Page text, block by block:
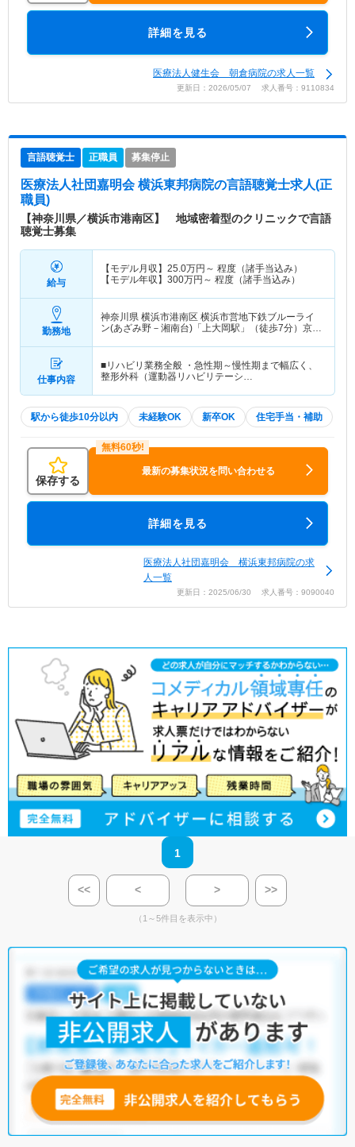
詳細を見る
医療法人健生会 朝倉病院の求人一覧
更新日：2026/05/07 求人番号：9110834
言語聴覚士 正職員 募集停止
医療法人社団嘉明会 横浜東邦病院の言語聴覚士求人(正
職員)
【神奈川県／横浜市港南区】 地域密着型のクリニックで言語
聴覚士募集
給与
【モデル月収】 25.0万円～ 程度（諸手当込み）
【モデル年収】 300万円～ 程度（諸手当込み）
勤務地
神奈川県 横浜市港南区 横浜市営地下鉄ブルーライ
ン(あざみ野－湘南台)「上大岡駅」（徒歩7分）京急
仕事内容
■リハビリ業務全般 ・急性期～慢性期まで幅広く、
整形外科（運動器リハビリテーシ…
駅から徒歩10分以内 未経験OK 新卒OK 住宅手当・補助
保存する
最新の募集状況を問い合わせる
詳細を見る
医療法人社団嘉明会 横浜東邦病院の求
人一覧
更新日：2025/06/30 求人番号：9090040
1
<< < > >>
（1～5件目を表示中）